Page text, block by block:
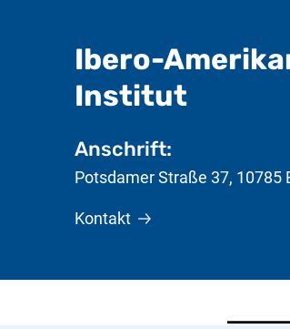
Ibero-
Institut-
Anschrift:
Potsdamer Straße 37, 10785
Kontakt